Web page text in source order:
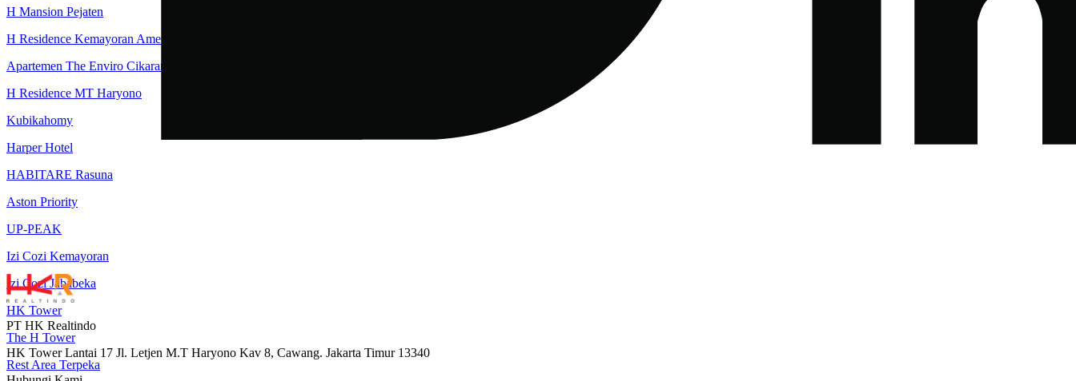
H Mansion Pejaten
H Residence Kemayoran Amethyst Tower
Apartemen The Enviro Cikarang
H Residence MT Haryono
Kubikahomy
Harper Hotel
HABITARE Rasuna
Aston Priority
UP-PEAK
Izi Cozi Kemayoran
Izi Cozi Jababeka
HK Tower
The H Tower
Rest Area Terpeka
PT HK Realtindo
HK Tower Lantai 17 Jl. Letjen M.T Haryono Kav 8, Cawang. Jakarta Timur 13340